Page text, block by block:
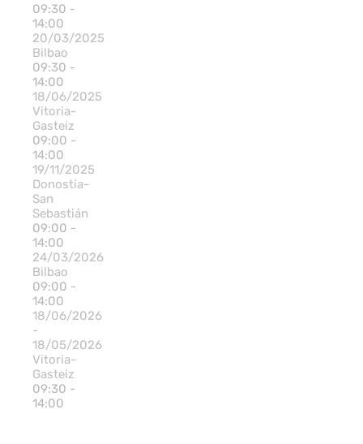
09:30 -
14:00
20/03/2025
Bilbao
09:30 -
14:00
18/06/2025
Vitoria-
Gasteiz
09:00 -
14:00
19/11/2025
Donostia-
San
Sebastián
09:00 -
14:00
24/03/2026
Bilbao
09:00 -
14:00
18/06/2026
-
18/05/2026
Vitoria-
Gasteiz
09:30 -
14:00